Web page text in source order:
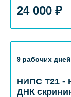
24 000 ₽
9 рабочих дней
НИПС Т21 -
ДНК